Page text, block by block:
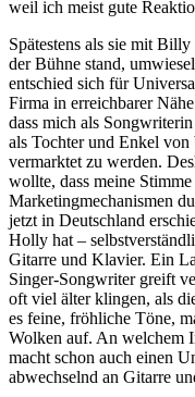
weil ich meist gute
Spätestens als sie mit
der Bühne stand,
entschied sich für
Firma in erreichbarer
dass mich als
als Tochter und Enkel
vermarktet zu werden.
wollte, dass meine
Marketingmechanismen
jetzt in Deutschland
Holly hat –
Gitarre und Klavier. Ein
Singer-Songwriter greift
oft viel älter klingen, als
es feine, fröhliche Töne,
Wolken auf. An welchem
macht schon auch einen
abwechselnd an Gitarre